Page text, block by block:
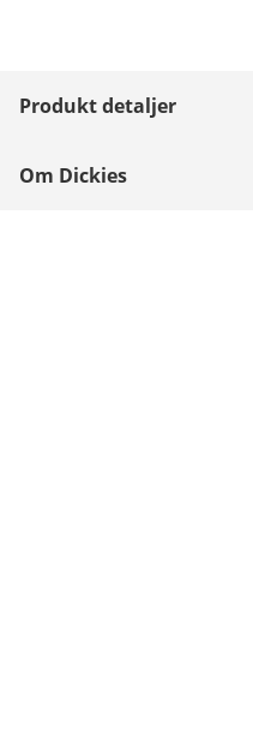
Produkt detaljer
Om Dickies